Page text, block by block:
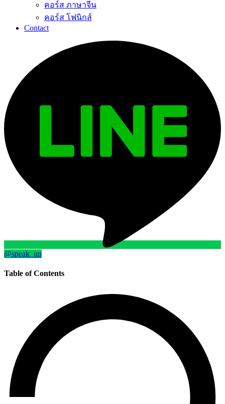
คอร์ส ภาษาจีน
คอร์ส โฟนิกส์
Contact
@speak_up
Table of Contents